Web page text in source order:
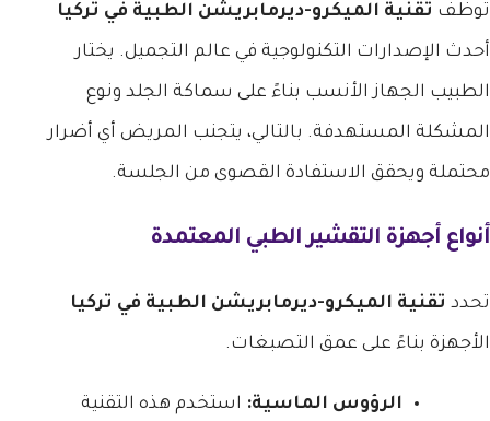
توظف تقنية الميكرو-ديرمابريشن الطبية في تركيا
أحدث الإصدارات التكنولوجية في عالم التجميل. يختار
الطبيب الجهاز الأنسب بناءً على سماكة الجلد ونوع
المشكلة المستهدفة. بالتالي، يتجنب المريض أي أضرار
محتملة ويحقق الاستفادة القصوى من الجلسة.
أنواع أجهزة التقشير الطبي المعتمدة
تحدد تقنية الميكرو-ديرمابريشن الطبية في تركيا
الأجهزة بناءً على عمق التصبغات.
الرؤوس الماسية: استخدم هذه التقنية